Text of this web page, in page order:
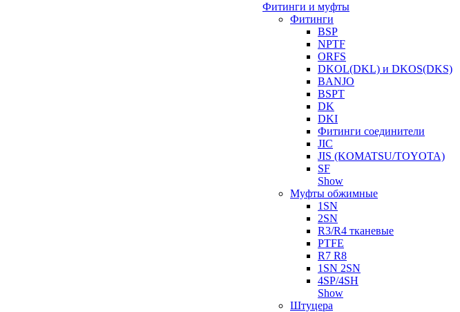
Фитинги и муфты
Фитинги
BSP
NPTF
ORFS
DKOL(DKL) и DKOS(DKS)
BANJO
BSPT
DK
DKI
Фитинги соединители
JIC
JIS (KOMATSU/TOYOTA)
SF
Show
Муфты обжимные
1SN
2SN
R3/R4 тканевые
PTFE
R7 R8
1SN 2SN
4SP/4SH
Show
Штуцера